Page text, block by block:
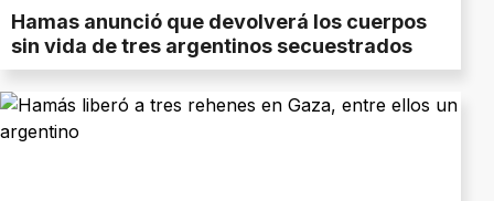
Hamas anunció que devolverá los cuerpos
sin vida de tres argentinos secuestrados